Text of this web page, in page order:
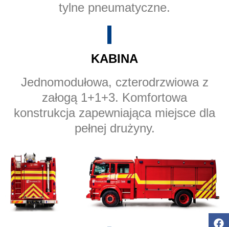
tylne pneumatyczne.
KABINA
Jednomodułowa, czterodrzwiowa z
załogą 1+1+3. Komfortowa
konstrukcja zapewniająca miejsce dla
pełnej drużyny.